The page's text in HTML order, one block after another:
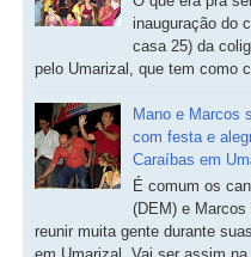
inauguração do
casa 25) da
pelo Umarizal, que tem como
Mano e Marcos
com festa e
Caraíbas em
É comum os
(DEM) e Marcos
reunir muita gente durante